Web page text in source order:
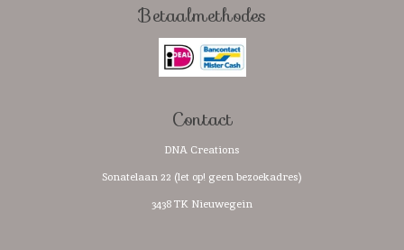
b
o
a
r
a
m
s
p
p
o
Betaalmethodes
Contact
DNA Creations
Sonatelaan 22 (let op! geen bezoekadres)
3438 TK Nieuwegein